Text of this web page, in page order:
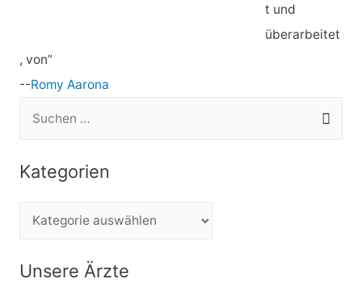
t und
überarbeitet
, von”
--Romy Aarona
Kategorien
tUnsere Ärzte